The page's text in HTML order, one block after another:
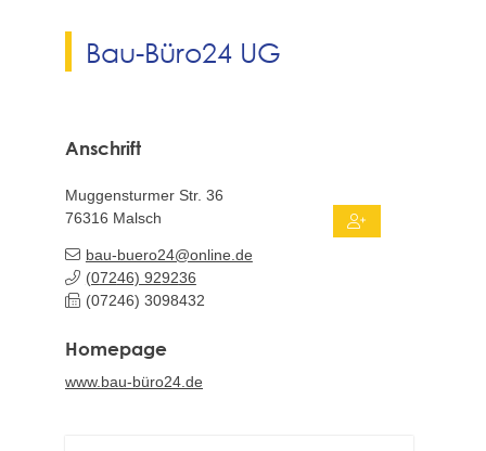
Bau-Büro24 UG
Anschrift
Muggensturmer Str. 36
76316 Malsch
bau-buero24@online.de
(07246) 929236
(07246) 3098432
Homepage
www.bau-büro24.de